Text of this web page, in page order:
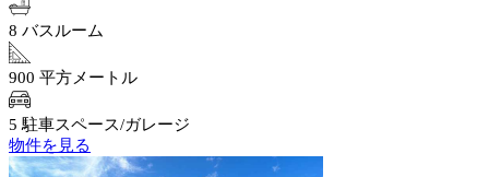
8 バスルーム
900 平方メートル
5 駐車スペース/ガレージ
物件を見る